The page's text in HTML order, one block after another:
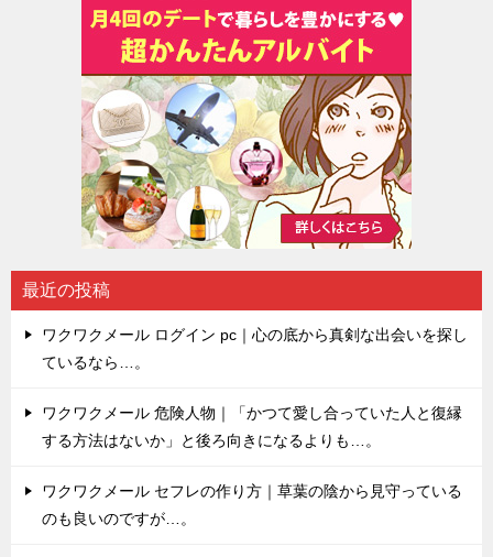
最近の投稿
ワクワクメール ログイン pc｜心の底から真剣な出会いを探し
ているなら…。
ワクワクメール 危険人物｜「かつて愛し合っていた人と復縁
する方法はないか」と後ろ向きになるよりも…。
ワクワクメール セフレの作り方｜草葉の陰から見守っている
のも良いのですが…。